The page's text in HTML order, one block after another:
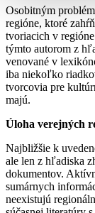
Osobitným
regióne, ktoré
tvoriacich v
týmto autorom z
venované v
iba niekoľko
tvorcovia pre
majú.
Úloha verejných
Najbližšie k
ale len z hľadiska
dokumentov.
sumárnych
neexistujú